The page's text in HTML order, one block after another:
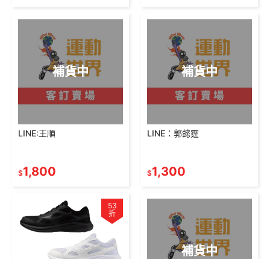
補貨中
LINE:王順
$1,800
補貨中
LINE：郭懿霆
$1,300
53
折
補貨中